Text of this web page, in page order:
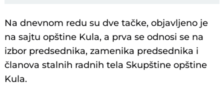
Na dnevnom redu su dve tačke, objavljeno je
na sajtu opštine Kula, a prva se odnosi se na
izbor predsednika, zamenika predsednika i
članova stalnih radnih tela Skupštine opštine
Kula.